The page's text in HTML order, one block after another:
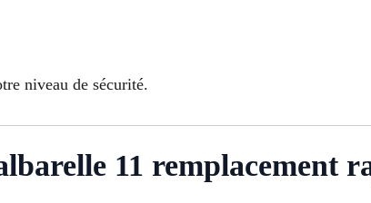
niveau de sécurité.
11 remplacement